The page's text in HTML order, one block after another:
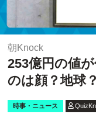
朝Knock
253億円の値
のは顔？地球
時事・ニュース